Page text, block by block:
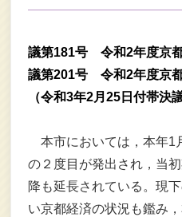
議第181号 令和2年度京
議第201号 令和2年度京
（令和3年2月25日付帯決議
本市においては，本年1
の２度目が発出され，当
降も延長されている。現
い京都経済の状況も鑑み